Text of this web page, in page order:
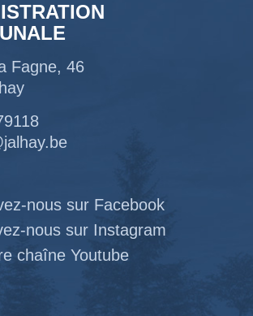
Fagne, 46
nous sur Facebook
nous sur Instagram
chaîne Youtube